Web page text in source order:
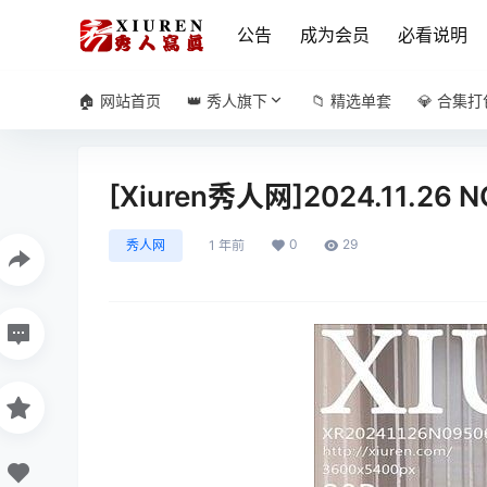
公告 成为会员 必看说明
🏠 网站首页 👑 秀人旗下 📁 精选单套 💎 合集打
[Xiuren秀人网]2024.11.26
秀人网 1 年前 0 29